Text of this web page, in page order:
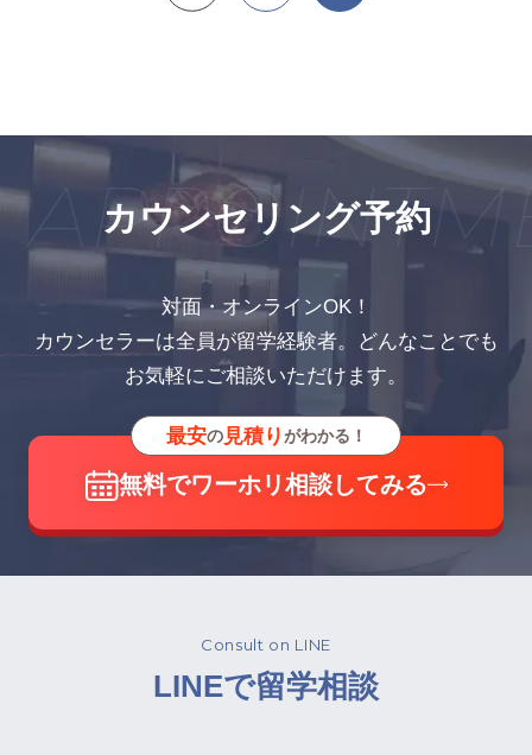
カウンセリング予約
対面・オンラインOK！
カウンセラーは全員が留学経験者。どんなことでも
お気軽にご相談いただけます。
最安の見積りがわかる！
無料でワーホリ相談してみる
Consult on LINE
LINEで留学相談